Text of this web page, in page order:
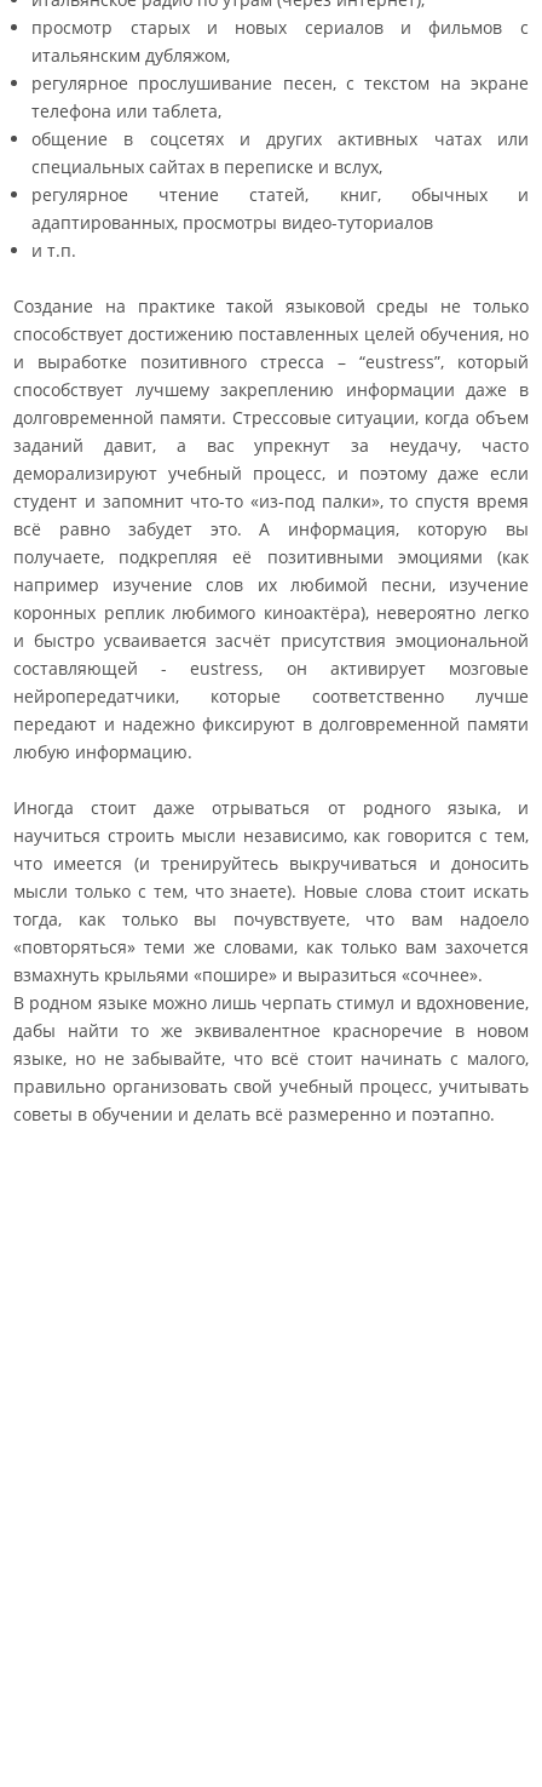
просмотр старых и новых сериалов и фильмов с
итальянским дубляжом,
регулярное прослушивание песен, с текстом на экране
телефона или таблета,
общение в соцсетях и других активных чатах или
специальных сайтах в переписке и вслух,
регулярное чтение статей, книг, обычных и
адаптированных, просмотры видео-туториалов
и т.п.
Создание на практике такой языковой среды не только
способствует достижению поставленных целей обучения, но
и выработке позитивного стресса – “eustress”, который
способствует лучшему закреплению информации даже в
долговременной памяти. Стрессовые ситуации, когда объем
заданий давит, а вас упрекнут за неудачу, часто
деморализируют учебный процесс, и поэтому даже если
студент и запомнит что-то «из-под палки», то спустя время
всё равно забудет это. А информация, которую вы
получаете, подкрепляя её позитивными эмоциями (как
например изучение слов их любимой песни, изучение
коронных реплик любимого киноактёра), невероятно легко
и быстро усваивается засчёт присутствия эмоциональной
составляющей - eustress, он активирует мозговые
нейропередатчики, которые соответственно лучше
передают и надежно фиксируют в долговременной памяти
любую информацию.
Иногда стоит даже отрываться от родного языка, и
научиться строить мысли независимо, как говорится с тем,
что имеется (и тренируйтесь выкручиваться и доносить
мысли только с тем, что знаете). Новые слова стоит искать
тогда, как только вы почувствуете, что вам надоело
«повторяться» теми же словами, как только вам захочется
взмахнуть крыльями «пошире» и выразиться «сочнее».
В родном языке можно лишь черпать стимул и вдохновение,
дабы найти то же эквивалентное красноречие в новом
языке, но не забывайте, что всё стоит начинать с малого,
правильно организовать свой учебный процесс, учитывать
советы в обучении и делать всё размеренно и поэтапно.